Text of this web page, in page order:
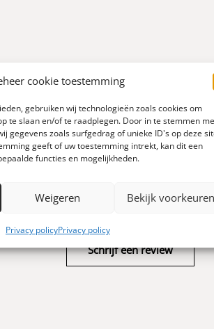
cookie toestemming
gebruiken wij technologieën zoals cookies om
te slaan en/of te raadplegen. Door in te stemmen
gegevens zoals surfgedrag of unieke ID's op deze
geeft of uw toestemming intrekt, kan dit een
functies en mogelijkheden.
Weigeren Bekijk voorkeuren
Privacy policyPrivacy policy
Schrijf een review